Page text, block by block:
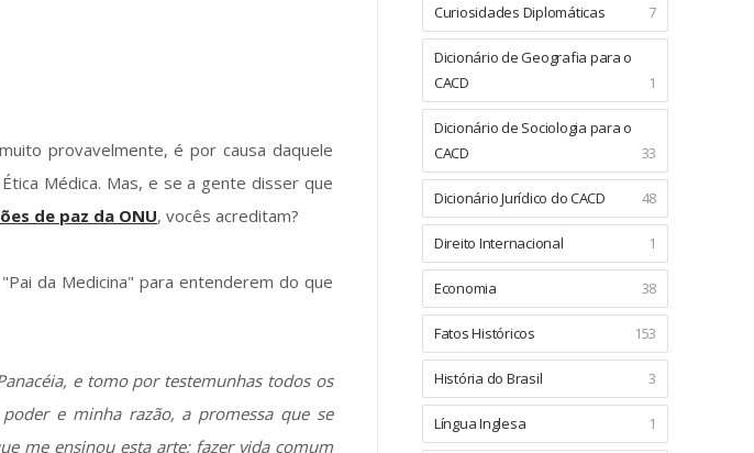
provavelmente, é por causa daquele
Médica. Mas, e se a gente disser que
de paz da ONU, vocês acreditam?
da Medicina" para entenderem do que
e tomo por testemunhas todos os
e minha razão, a promessa que se
me ensinou esta arte; fazer vida comum
Curiosidades Diplomáticas 7
Dicionário de Geografia para o
CACD
1
Dicionário de Sociologia para o
CACD
33
Dicionário Jurídico do CACD 48
Direito Internacional 1
Economia 38
Fatos Históricos 153
História do Brasil 3
Língua Inglesa 1